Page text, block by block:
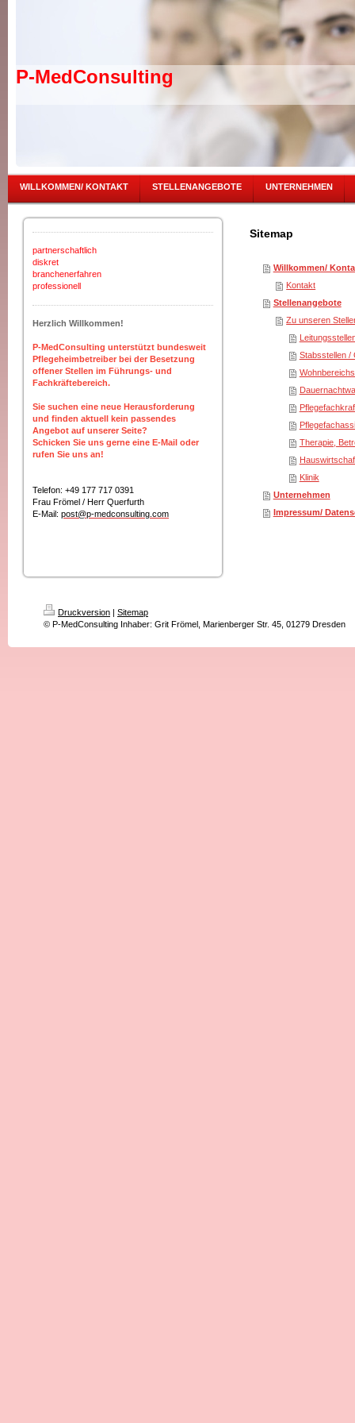
P-MedConsulting
WILLKOMMEN/ KONTAKT STELLENANGEBOTE UNTERNEHMEN
partnerschaftlich
diskret
branchenerfahren
professionell
Herzlich Willkommen!
P-MedConsulting unterstützt bundesweit
Pflegeheimbetreiber bei der Besetzung
offener Stellen im Führungs- und
Fachkräftebereich.
Sie suchen eine neue Herausforderung
und finden aktuell kein passendes
Angebot auf unserer Seite?
Schicken Sie uns gerne eine E-Mail oder
rufen Sie uns an!
Telefon: +49 177 717 0391
Frau Frömel / Herr Querfurth
E-Mail: post@p-medconsulting.com
Sitemap
Willkommen/
Kontakt
Stellenangebote
Zu unseren
Stabsstellen /
Therapie,
Klinik
Unternehmen
Impressum/
Druckversion | Sitemap
© P-MedConsulting Inhaber: Grit Frömel, Marienberger Str. 45, 01279 Dresden